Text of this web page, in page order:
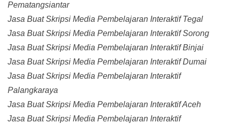
Pematangsiantar
Jasa Buat Skripsi Media Pembelajaran Interaktif Tegal
Jasa Buat Skripsi Media Pembelajaran Interaktif Sorong
Jasa Buat Skripsi Media Pembelajaran Interaktif Binjai
Jasa Buat Skripsi Media Pembelajaran Interaktif Dumai
Jasa Buat Skripsi Media Pembelajaran Interaktif
Palangkaraya
Jasa Buat Skripsi Media Pembelajaran Interaktif Aceh
Jasa Buat Skripsi Media Pembelajaran Interaktif